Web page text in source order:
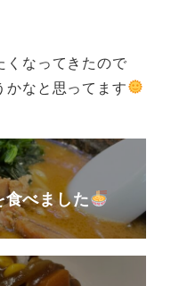
くなってきたので
かなと思ってます
べました